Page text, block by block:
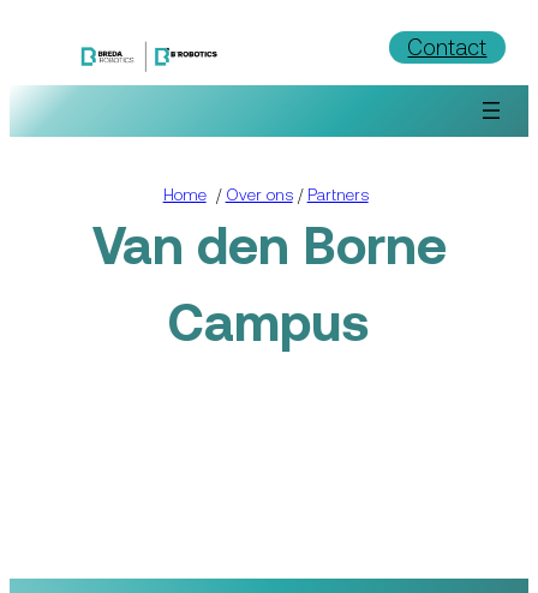
Contact
Home/ Over ons/ Partners
Van den Borne
Campus